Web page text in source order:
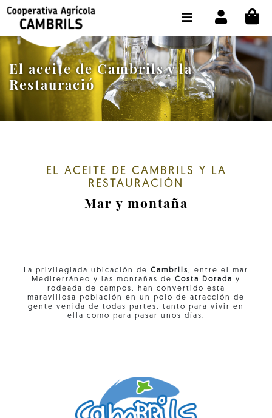
El aceite de Cambrils y la
Restauració
EL ACEITE DE CAMBRILS Y LA
RESTAURACIÓN
Mar y montaña
La privilegiada ubicación de Cambrils, entre el mar
Mediterráneo y las montañas de Costa Dorada y
rodeada de campos, han convertido esta
maravillosa población en un polo de atracción de
gente venida de todas partes, tanto para vivir en
ella como para pasar unos días.
TIENDA COMPRA ONLINE
LA COOPERATIVA
OLEOTOUR
PRODUCTOS
CONTACTO